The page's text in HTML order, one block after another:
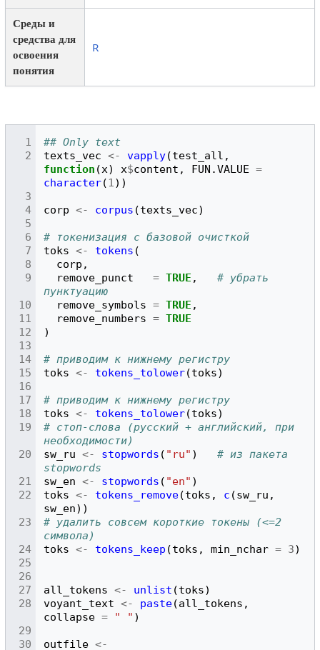
Среды и
средства для
освоения
понятия
R
## Only text
texts_vec <- vapply(test_all ,
function (x) x$content , FUN.VALUE =
character(1))
corp <- corpus (texts_vec)
# токенизация с базовой очисткой
toks <- tokens (
corp ,
remove_punct
= TRUE ,
# убрать
пунктуацию
remove_symbols = TRUE ,
remove_numbers = TRUE
)
# приводим к нижнему регистру
toks <- tokens_tolower(toks)
# приводим к нижнему регистру
toks <- tokens_tolower(toks)
# стоп-слова (русский + английский, при
необходимости)
sw_ru <- stopwords ( "ru" )
# из пакета
stopwords
sw_en <- stopwords ( "en" )
toks <- tokens_remove(toks , c (sw_ru ,
sw_en))
# удалить совсем короткие токены (<=2
символа)
toks <- tokens_keep (toks , min_nchar = 3)
all_tokens <- unlist (toks)
voyant_text <- paste(all_tokens ,
collapse = " " )
outfile <-